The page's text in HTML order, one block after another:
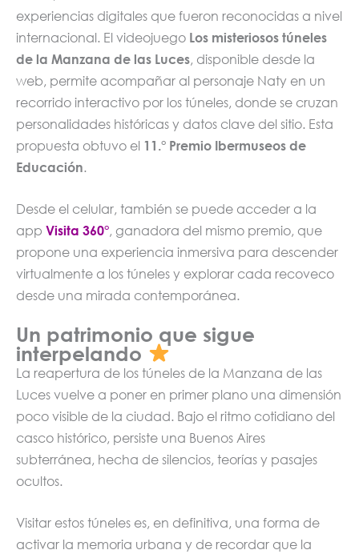
experiencias digitales que fueron reconocidas a nivel
internacional. El videojuego Los misteriosos túneles
de la Manzana de las Luces, disponible desde la
web, permite acompañar al personaje Naty en un
recorrido interactivo por los túneles, donde se cruzan
personalidades históricas y datos clave del sitio. Esta
propuesta obtuvo el 11.° Premio Ibermuseos de
Educación.
Desde el celular, también se puede acceder a la
app Visita 360°, ganadora del mismo premio, que
propone una experiencia inmersiva para descender
virtualmente a los túneles y explorar cada recoveco
desde una mirada contemporánea.
Un patrimonio que sigue
interpelando
La reapertura de los túneles de la Manzana de las
Luces vuelve a poner en primer plano una dimensión
poco visible de la ciudad. Bajo el ritmo cotidiano del
casco histórico, persiste una Buenos Aires
subterránea, hecha de silencios, teorías y pasajes
ocultos.
Visitar estos túneles es, en definitiva, una forma de
activar la memoria urbana y de recordar que la